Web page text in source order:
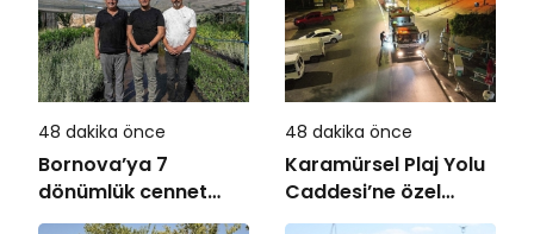
48 dakika önce
Bornova’ya 7
dönümlük cennet
bahçesi
48 dakika önce
Karamürsel Plaj Yolu
Caddesi’ne özel
asfalt dokunuşu